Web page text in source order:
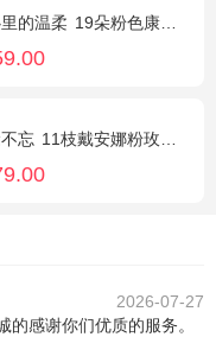
的温柔 19朵粉色康乃馨，5朵粉玫瑰，绿叶搭配
忘 11枝戴安娜粉玫瑰，1枝多头百合，满天星、栀子叶
2026-07-27
的感谢你们优质的服务。